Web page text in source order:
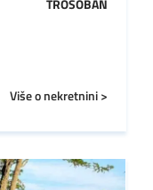
TROSOBAN
Više o nekretnini >